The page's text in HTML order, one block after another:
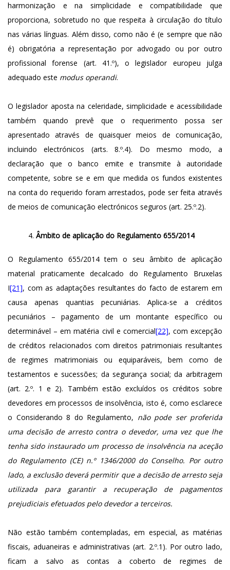
harmonização e na simplicidade e compatibilidade que
proporciona, sobretudo no que respeita à circulação do título
nas várias línguas. Além disso, como não é (e sempre que não
é) obrigatória a representação por advogado ou por outro
profissional forense (art. 41.º), o legislador europeu julga
adequado este modus operandi.
O legislador aposta na celeridade, simplicidade e acessibilidade
também quando prevê que o requerimento possa ser
apresentado através de quaisquer meios de comunicação,
incluindo electrónicos (arts. 8.º.4). Do mesmo modo, a
declaração que o banco emite e transmite à autoridade
competente, sobre se e em que medida os fundos existentes
na conta do requerido foram arrestados, pode ser feita através
de meios de comunicação electrónicos seguros (art. 25.º.2).
Âmbito de aplicação do Regulamento 655/2014
O Regulamento 655/2014 tem o seu âmbito de aplicação
material praticamente decalcado do Regulamento Bruxelas
I[21], com as adaptações resultantes do facto de estarem em
causa apenas quantias pecuniárias. Aplica-se a créditos
pecuniários – pagamento de um montante específico ou
determinável – em matéria civil e comercial[22], com excepção
de créditos relacionados com direitos patrimoniais resultantes
de regimes matrimoniais ou equiparáveis, bem como de
testamentos e sucessões; da segurança social; da arbitragem
(art. 2.º. 1 e 2). Também estão excluídos os créditos sobre
devedores em processos de insolvência, isto é, como esclarece
o Considerando 8 do Regulamento, não pode ser proferida
uma decisão de arresto contra o devedor, uma vez que lhe
tenha sido instaurado um processo de insolvência na aceção
do Regulamento (CE) n.º 1346/2000 do Conselho. Por outro
lado, a exclusão deverá permitir que a decisão de arresto seja
utilizada para garantir a recuperação de pagamentos
prejudiciais efetuados pelo devedor a terceiros.
Não estão também contempladas, em especial, as matérias
fiscais, aduaneiras e administrativas (art. 2.º.1). Por outro lado,
ficam a salvo as contas a coberto de regimes de